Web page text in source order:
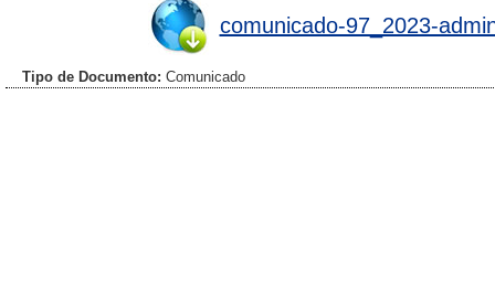
comunicado-97_2023-
Tipo de Documento: Comunicado